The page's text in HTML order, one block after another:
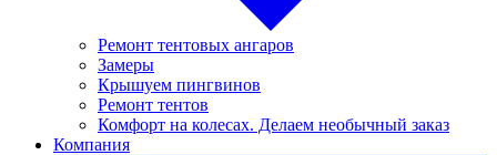
Ремонт тентовых ангаров
Замеры
Крышуем пингвинов
Ремонт тентов
Комфорт на колесах. Делаем необычный заказ
Компания